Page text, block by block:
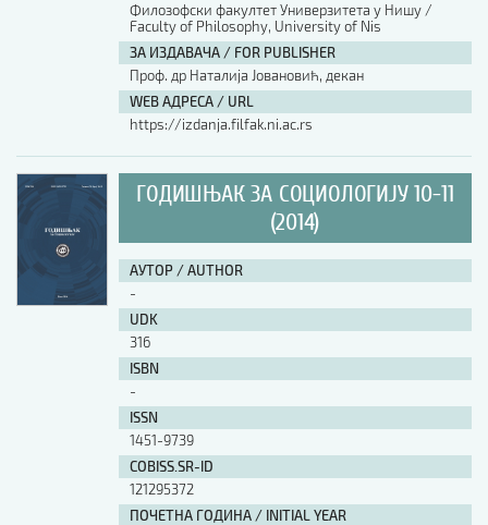
Филозофски факултет Универзитета у Нишу /
Faculty of Philosophy, University of Nis
ЗА ИЗДАВАЧА / FOR PUBLISHER
Проф. др Наталија Јовановић, декан
WEB АДРЕСА / URL
https://izdanja.filfak.ni.ac.rs
ГОДИШЊАК ЗА СОЦИОЛОГИЈУ 10-11
(2014)
АУТОР / AUTHOR
-
UDK
316
ISBN
-
ISSN
1451-9739
COBISS.SR-ID
121295372
ПОЧЕТНА ГОДИНА / INITIAL YEAR